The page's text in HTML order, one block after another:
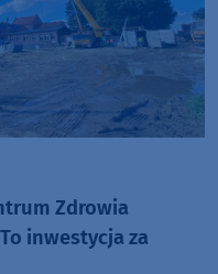
Zdrowia
inwestycja za